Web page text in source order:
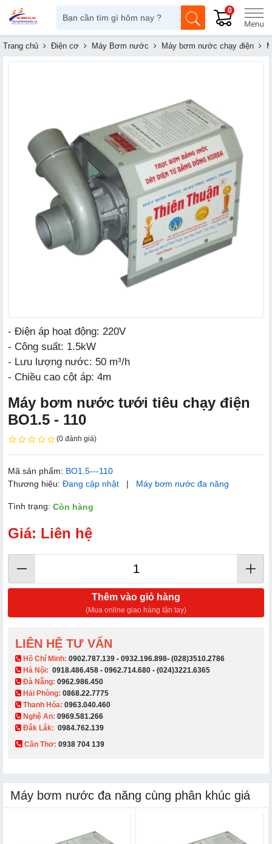
0
Trang chủ Điện cơ Máy Bơm nước Máy bơm nước chạy điện
- Điện áp hoạt động: 220V
- Công suất: 1.5kW
- Lưu lượng nước: 50 m³/h
- Chiều cao cột áp: 4m
Máy bơm nước tưới tiêu chạy điện
BO1.5 - 110
(0 đánh giá)
Mã sản phẩm: BO1.5---110
Thương hiệu: Đang cập nhật | Máy bơm nước đa năng
Tình trạng: Còn hàng
Giá: Liên hệ
Thêm vào giỏ hàng
(Mua online giao hàng tận tay)
LIÊN HỆ TƯ VẤN
​ Hồ Chí Minh: 0902.787.139 - 0932.196.898- (028)3510.2786
Hà Nội: 0918.486.458 - 0962.714.680 - (024)3221.6365
Đà Nẵng: 0962.986.450
Hải Phòng: 0868.22.7775
Thanh Hóa: 0963.040.460
Nghệ An: 0969.581.266
Đắk Lắk: 0984.762.139
Cần Thơ: 0938 704 139​
Máy bơm nước đa năng cùng phân khúc giá